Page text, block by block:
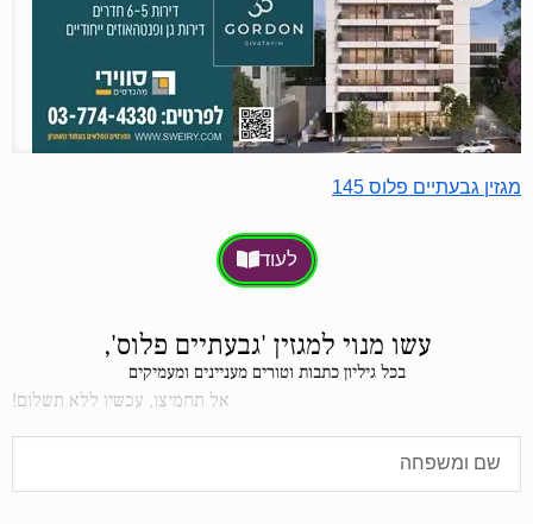
מגזין גבעתיים פלוס 145
לעוד
עשו מנוי למגזין 'גבעתיים פלוס',
בכל גיליון כתבות וטורים מעניינים ומעמיקים
אל תחמיצו, עכשיו ללא תשלום!